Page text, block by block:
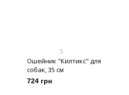
5
Ошейник "Килтикс" для
собак, 35 см
724 грн